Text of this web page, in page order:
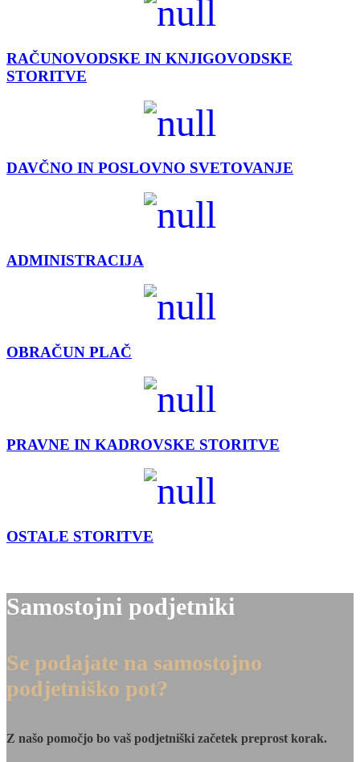
RAČUNOVODSKE IN KNJIGOVODSKE
STORITVE
DAVČNO IN POSLOVNO SVETOVANJE
ADMINISTRACIJA
OBRAČUN PLAČ
PRAVNE IN KADROVSKE STORITVE
OSTALE STORITVE
Samostojni podjetniki
Se podajate na samostojno
podjetniško pot?
Z našo pomočjo bo vaš podjetniški začetek preprost korak.